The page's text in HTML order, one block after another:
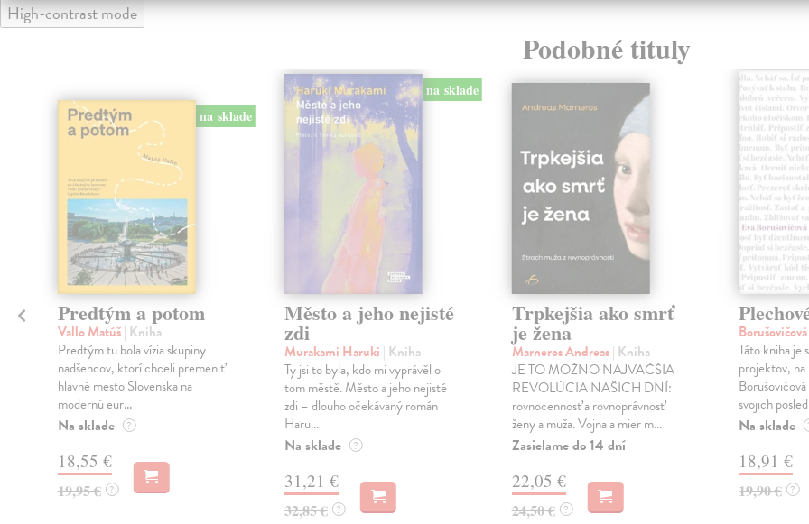
High-contrast mode
Podobné tituly
na sklade
Predtým a potom
Vallo Matúš| Kniha
Predtým tu bola vízia skupiny
nadšencov, ktorí chceli premeniť
hlavné mesto Slovenska na
modernú eur...
Na sklade ?
18,55 €
19,95 € ?
na sklade
Město a jeho nejisté
zdi
Murakami Haruki | Kniha
Ty jsi to byla, kdo mi vyprávěl o
tom městě. Město a jeho nejisté
zdi – dlouho očekávaný román
Haru...
Na sklade ?
31,21 €
32,85 € ?
Trpkejšia ako smrť
je žena
Marneros Andreas| Kniha
JE TO MOŽNO NAJVÄČŠIA
REVOLÚCIA NAŠICH DNÍ:
rovnocennosť a rovnoprávnosť
ženy a muža. Vojna a mier m...
Zasielame do 14 dní
22,05 €
24,50 € ?
Táto kniha je
projektov,
svojich
Na sklade
18,91 €
19,90 € ?